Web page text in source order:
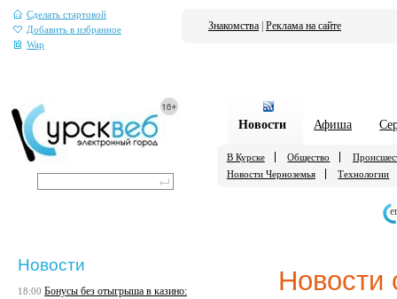
Сделать стартовой
Добавить в избранное
Wap
Знакомства Реклама на сайте
Новости Афиша
В Курске Общество
Новости Черноземья
Технологии
Новости
Новости
18:00 Бонусы без отыгрыша в казино: